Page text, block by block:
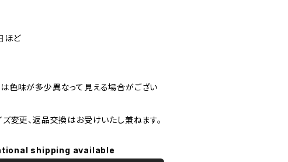
ほど
色味が多少異なって見える場合がござい
ズ変更、返品交換はお受けいたし兼ねます。
shipping available